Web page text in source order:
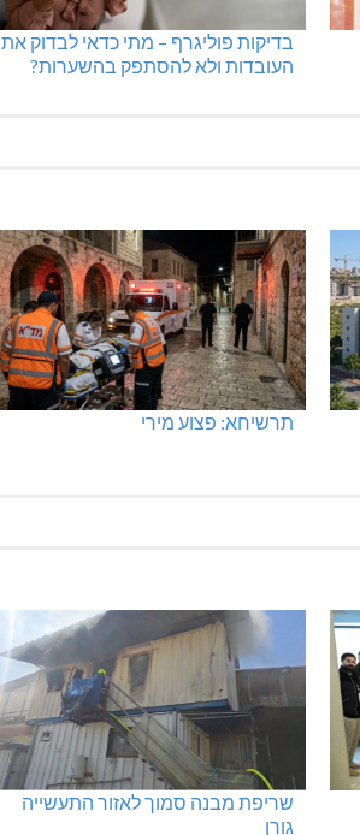
בדיקות פוליגרף – מתי כדאי לבדוק את
העובדות ולא להסתפק בהשערות?
תרשיחא: פצוע מירי
שריפת מבנה סמוך לאזור התעשייה
גורן